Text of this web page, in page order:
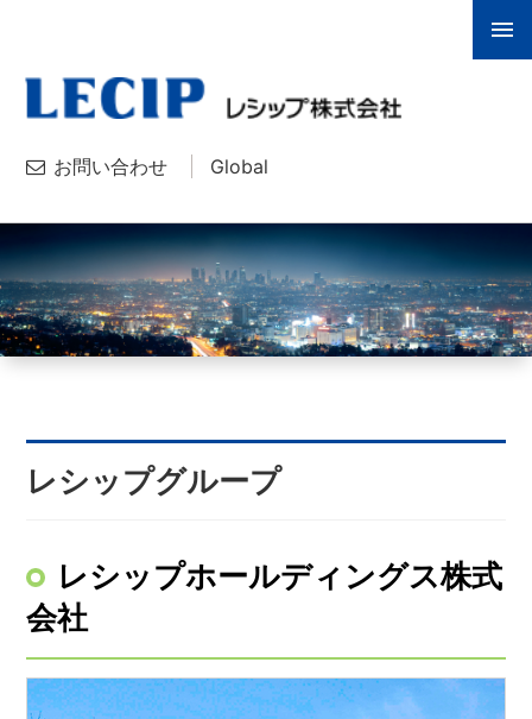
お問い合わせ Global
レシップグループ
レシップホールディングス株式
会社